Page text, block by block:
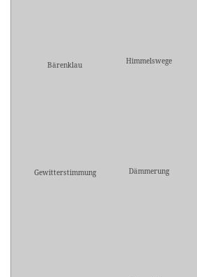
Bärenklau Himmelswege
Gewitterstimmung Dämmerung